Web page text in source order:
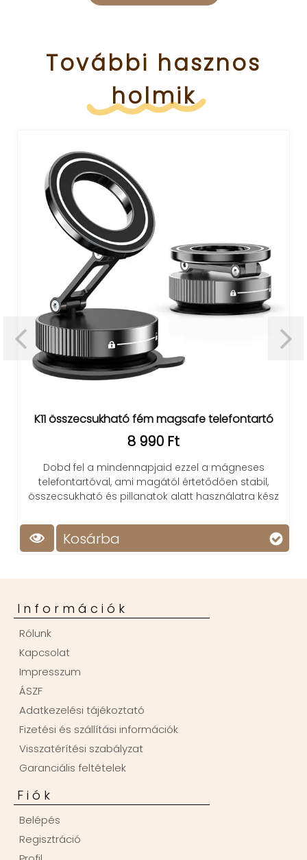
További hasznos
holmik
K11 összecsukható fém magsafe telefontartó
8 990 Ft
Dobd fel a mindennapjaid ezzel a mágneses
telefontartóval, ami magától értetődően stabil,
összecsukható és pillanatok alatt használatra kész
Kosárba
Információk
Rólunk
Kapcsolat
Impresszum
ÁSZF
Adatkezelési tájékoztató
Fizetési és szállítási információk
Visszatérítési szabályzat
Garanciális feltételek
Fiók
Belépés
Regisztráció